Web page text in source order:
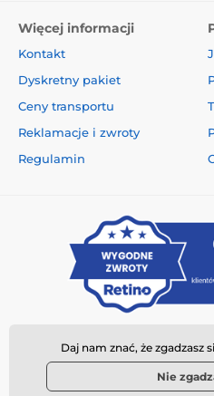
Więcej informacji
Kontakt
Dyskretny pakiet
Ceny transportu
Reklamacje i zwroty
Regulamin
Daj nam znać, że zgadzasz
Nie